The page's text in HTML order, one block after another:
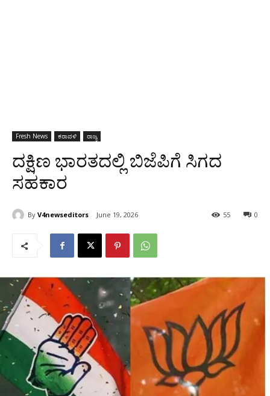
Fresh News ಕರಾವಳಿ ರಾಜ್ಯ
ದಕ್ಷಿಣ ಭಾರತದಲ್ಲಿ ಬಿಜೆಪಿಗೆ ಸಿಗದ
ಸಹಕಾರ
By V4newseditors June 19, 2026 0
55